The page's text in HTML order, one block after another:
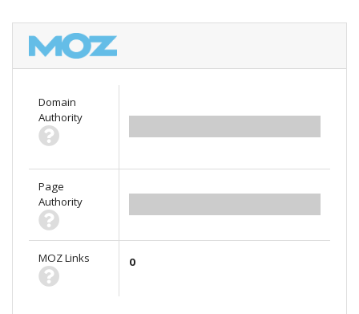
Domain
Authority
Page
Authority
MOZ Links 0